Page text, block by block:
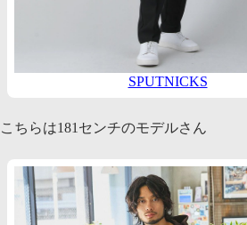
SPUTNICKS
こちらは181センチのモデルさん